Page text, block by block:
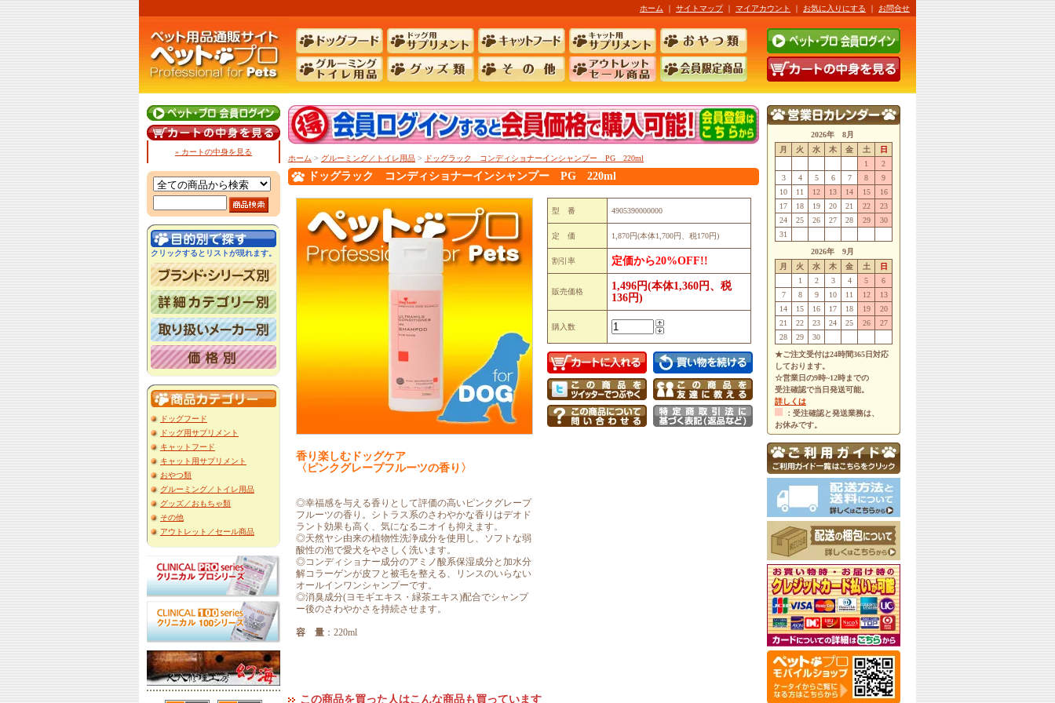
ホーム ｜ サイトマップ｜ マイアカウント ｜ お気に入りにする ｜ お問合せ
» カートの中身を見る
クリックするとリストが現れます。
ドッグフード
ドッグ用サプリメント
キャットフード
キャット用サプリメント
おやつ類
グルーミング／トイレ用品
グッズ／おもちゃ類
その他
アウトレット／セール商品
ホーム > グルーミング／トイレ用品 > ドッグラック コンディショナーインシャンプー PG 220ml
ドッグラック コンディショナーインシャンプー PG 220ml
香り楽しむドッグケア
〈ピンクグレープフルーツの香り〉
◎幸福感を与える香りとして評価の高いピンクグレープ
フルーツの香り。シトラス系のさわやかな香りはデオド
ラント効果も高く、気になるニオイも抑えます。
◎天然ヤシ由来の植物性洗浄成分を使用し、ソフトな弱
酸性の泡で愛犬をやさしく洗います。
◎コンディショナー成分のアミノ酸系保湿成分と加水分
解コラーゲンが皮フと被毛を整える、リンスのいらない
オールインワンシャンプーです。
◎消臭成分(ヨモギエキス・緑茶エキス)配合でシャンプ
ー後のさわやかさを持続させます。
容 量 ：220ml
型 番 4905390000000
定 価 1,870円(本体1,700円、税170円)
割引率 定価から20%OFF!!
販売価格
1,496円(本体1,360円、税
136円)
購入数
この商品を買った人はこんな商品も買っています
2026年 8月
月
火 水 木 金 土
日
1
2
3
4 5 6 7 8
9
10
11 12 13 14 15
16
17
18 19 20 21 22
23
24
25 26 27 28 29
30
31
2026年 9月
月
火 水 木 金 土
日
1
2 3 4 5
6
7
8 9 10 11 12
13
14
15 16 17 18 19
20
21
22 23 24 25 26
27
28
29
30
★ご注文受付は24時間365日対応
しております。
☆営業日の9時~12時までの
受注確認で当日発送可能。
詳しくは
：受注確認と発送業務は、
お休みです。